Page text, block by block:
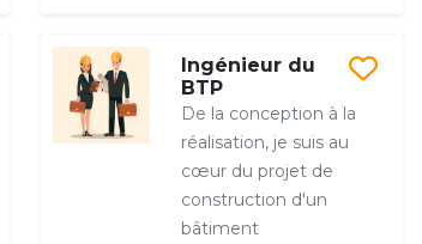
Ingénieur du
BTP
De la conception à la
réalisation, je suis au
cœur du projet de
construction d'un
bâtiment